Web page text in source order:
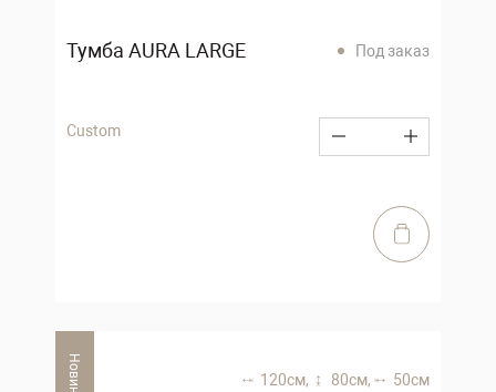
Тумба AURA LARGE Под заказ
Custom
Новинка 120 см, 80 см, 50 см